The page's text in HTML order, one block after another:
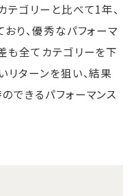
テゴリーと比べて1年、
り、優秀なパフォーマ
も全てカテゴリーを下
リターンを狙い、結果
できるパフォーマンス